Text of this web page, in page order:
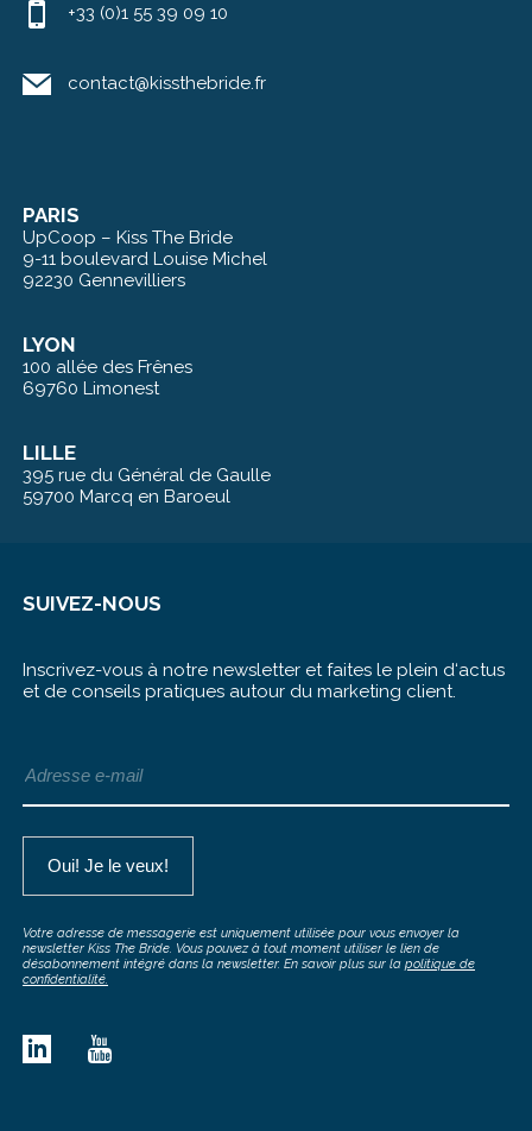
+33 (0)1 55 39 09 10
contact@kissthebride.fr
PARIS
UpCoop – Kiss The Bride
9-11 boulevard Louise Michel
92230 Gennevilliers
LYON
100 allée des Frênes
69760 Limonest
LILLE
395 rue du Général de Gaulle
59700 Marcq en Baroeul
SUIVEZ-NOUS
Inscrivez-vous à notre newsletter et faites le plein d‘actus
et de conseils pratiques autour du marketing client.
Votre adresse de messagerie est uniquement utilisée pour vous envoyer la
newsletter Kiss The Bride. Vous pouvez à tout moment utiliser le lien de
désabonnement intégré dans la newsletter. En savoir plus sur la politique de
confidentialité.